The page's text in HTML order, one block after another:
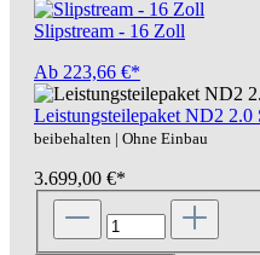
Slipstream - 16 Zoll
Ab 223,66 €*
Leistungsteilepaket ND2 2.0
beibehalten | Ohne Einbau
3.699,00 €*